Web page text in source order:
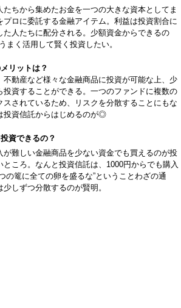
たちから集めたお金を一つの大きな資本としてま
プロに委託する金融アイテム。利益は投資割合に
た人たちに配分される。少額資金からできるの
まく活用して賢く投資したい。
リットは？
不動産など様々な金融商品に投資が可能な上、少
投資することができる。一つのファンドに複数の
スされているため、リスクを分散することにもな
投資信託からはじめるのが◎
資できるの？
が難しい金融商品を少ない資金でも買えるのが投
ところ。なんと投資信託は、1000円からでも購入
の篭に全ての卵を盛るな”ということわざの通
少しずつ分散するのが賢明。